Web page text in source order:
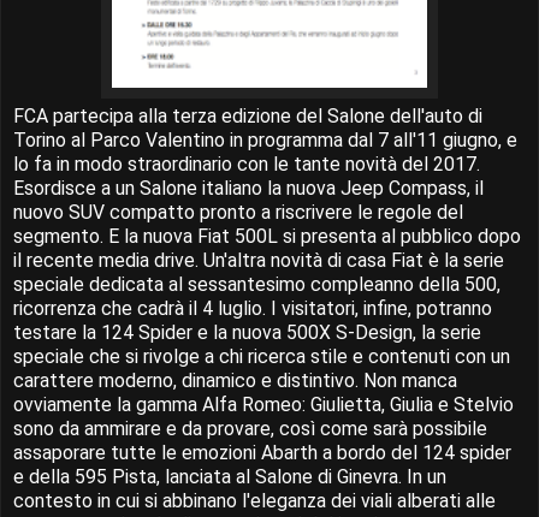
FCA partecipa alla terza edizione del Salone dell'auto di
Torino al Parco Valentino in programma dal 7 all'11 giugno, e
lo fa in modo straordinario con le tante novità del 2017.
Esordisce a un Salone italiano la nuova Jeep Compass, il
nuovo SUV compatto pronto a riscrivere le regole del
segmento. E la nuova Fiat 500L si presenta al pubblico dopo
il recente media drive. Un'altra novità di casa Fiat è la serie
speciale dedicata al sessantesimo compleanno della 500,
ricorrenza che cadrà il 4 luglio. I visitatori, infine, potranno
testare la 124 Spider e la nuova 500X S-Design, la serie
speciale che si rivolge a chi ricerca stile e contenuti con un
carattere moderno, dinamico e distintivo. Non manca
ovviamente la gamma Alfa Romeo: Giulietta, Giulia e Stelvio
sono da ammirare e da provare, così come sarà possibile
assaporare tutte le emozioni Abarth a bordo del 124 spider
e della 595 Pista, lanciata al Salone di Ginevra. In un
contesto in cui si abbinano l'eleganza dei viali alberati alle